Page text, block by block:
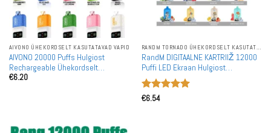
AIVONO ÜHEKORDSELT KASUTATAVAD VAPID
AIVONO 20000 Puffs Hulgiost
Rechargeable Ühekordselt
Kasutatavad Vapes Hulgimüük
€6.20
RANDM TORNADO ÜHEKORDSELT KASUTATAVAD VAPID
RandM DIGITAALNE KARTRIIŽ 12000
Puffi LED Ekraan Hulgiost
Rechargeable Ühekordselt
Kasutatav Vape Hulgimüük
Hinnanguga
€6.54